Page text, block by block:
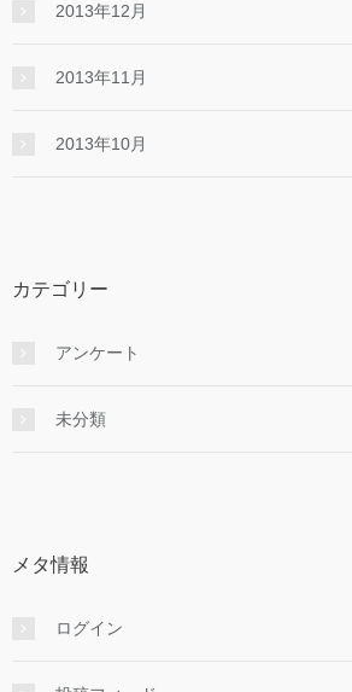
2013年12月
2013年11月
2013年10月
カテゴリー
アンケート
未分類
メタ情報
ログイン